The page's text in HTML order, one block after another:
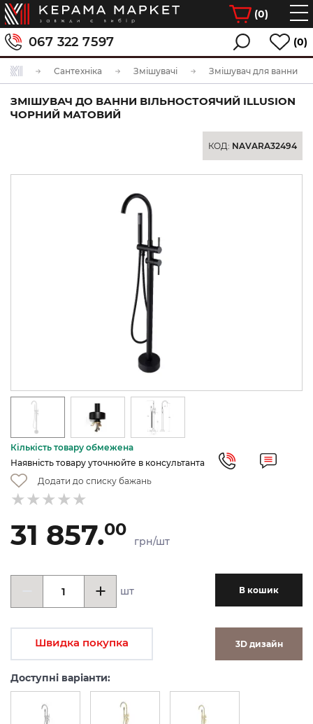
(0)
067 322 7597 (0)
Сантехніка Змішувачі Змішувач для ванни
ЗМІШУВАЧ ДО ВАННИ ВІЛЬНОСТОЯЧИЙ ILLUSION
ЧОРНИЙ МАТОВИЙ
КОД: NAVARA32494
Кількість товару обмежена
Наявність товару уточнюйте в консультанта
Додати до списку бажань
31 857.00
грн/шт
шт В кошик
Швидка покупка 3D дизайн
Доступні варіанти: